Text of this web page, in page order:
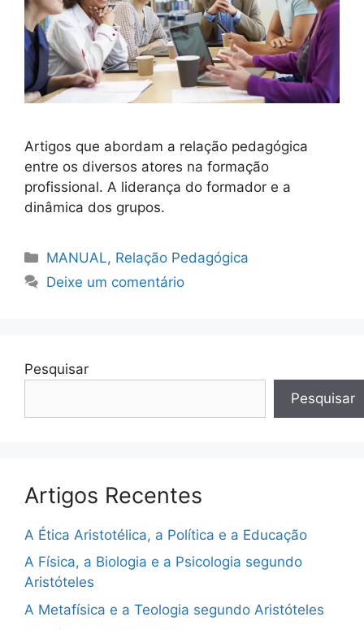
Artigos que abordam a relação pedagógica
entre os diversos atores na formação
profissional. A liderança do formador e a
dinâmica dos grupos.
Categorias
MANUAL, Relação Pedagógica
Deixe um comentário
Pesquisar
Pesquisar
Artigos Recentes
A Ética Aristotélica, a Política e a Educação
A Física, a Biologia e a Psicologia segundo
Aristóteles
A Metafísica e a Teologia segundo Aristóteles